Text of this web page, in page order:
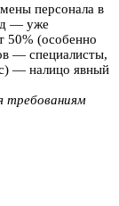
персонала в
— уже
50% (особенно
— специалисты,
— налицо явный
требованиям